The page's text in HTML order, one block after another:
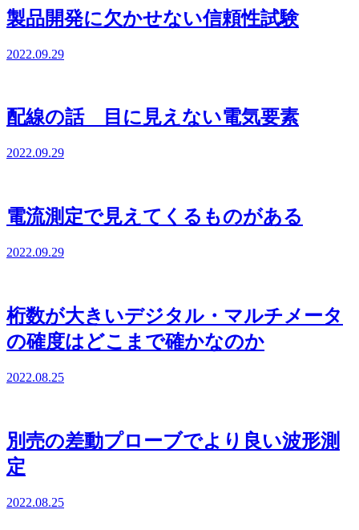
製品開発に欠かせない信頼性試験
2022.09.29
配線の話 目に見えない電気要素
2022.09.29
電流測定で見えてくるものがある
2022.09.29
桁数が大きいデジタル・マルチメータ
の確度はどこまで確かなのか
2022.08.25
別売の差動プローブでより良い波形測
定
2022.08.25